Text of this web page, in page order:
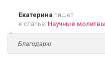
Екатерина пишет
к статье: Научные
Благодарю